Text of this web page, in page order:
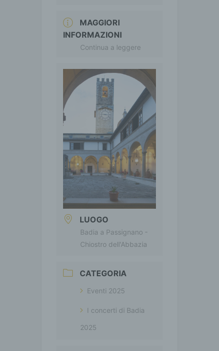
MAGGIORI
INFORMAZIONI
Continua a leggere
LUOGO
Badia a Passignano -
Chiostro dell'Abbazia
CATEGORIA
Eventi 2025
I concerti di Badia
2025